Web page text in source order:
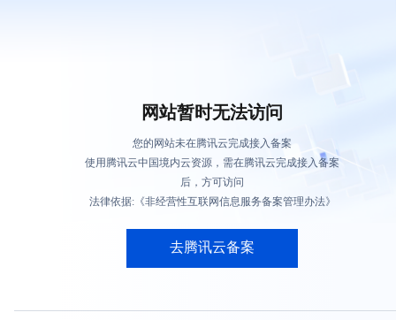
网站暂时无法访问
您的网站未在腾讯云完成接入备案
使用腾讯云中国境内云资源，需在腾讯云完成接入备案
后，方可访问
法律依据:《非经营性互联网信息服务备案管理办法》
去腾讯云备案